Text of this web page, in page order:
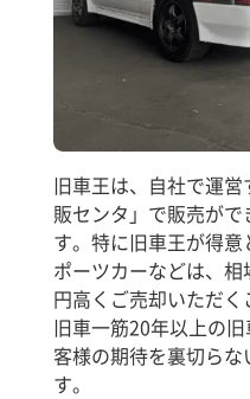
旧車王は、自社で運
販センタ」で販売が
す。特に旧車王が得
ポーツカーなどは、
円高くご売却いただく
旧車一筋20年以上の
客様の期待を裏切ら
す。